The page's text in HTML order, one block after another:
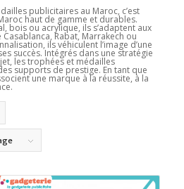
publicitaires au Maroc, c’est
haut de gamme et durables.
bois ou acrylique, ils s’adaptent aux
Rabat, Marrakech ou
ils véhiculent l’image d’une
succès. Intégrés dans une stratégie
les trophées et médailles
supports de prestige. En tant que
une marque à la réussite, à la